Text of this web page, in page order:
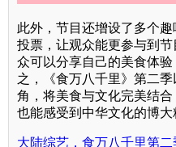
此外，节目还增设了多个
投票，让观众能更参与到
众可以分享自己的美食体
之，《食万八千里》第二
角，将美食与文化完美结合
也能感受到中华文化的博大
大陆综艺，食万八千里第